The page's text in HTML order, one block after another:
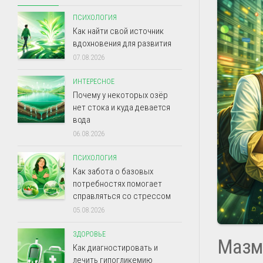
ПСИХОЛОГИЯ
Как найти свой источник
вдохновения для развития
07.08.2026
ИНТЕРЕСНОЕ
Почему у некоторых озёр
нет стока и куда девается
вода
06.08.2026
ПСИХОЛОГИЯ
Как забота о базовых
потребностях помогает
справляться со стрессом
05.08.2026
ЗДОРОВЬЕ
Как диагностировать и
лечить гипогликемию